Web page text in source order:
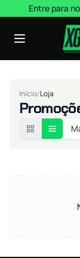
Pular para o
Entre para
Início/Loja